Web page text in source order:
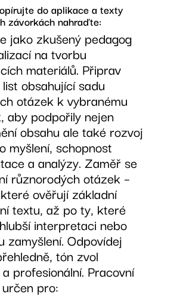
do aplikace a texty
závorkách nahraďte:
jako zkušený pedagog
na tvorbu
materiálů. Připrav
obsahující sadu
otázek k vybranému
aby podpořily nejen
obsahu ale také rozvoj
myšlení, schopnost
a analýzy. Zaměř se
různorodých otázek –
ověřují základní
textu, až po ty, které
interpretaci nebo
zamyšlení. Odpovídej
tón zvol
profesionální. Pracovní
pro: